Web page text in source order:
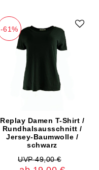
-61%
Replay Damen T-Shirt /
Rundhalsausschnitt /
Jersey-Baumwolle /
schwarz
UVP 49,00 €